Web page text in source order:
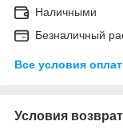
Наличными
Безналичный
Все условия
Условия